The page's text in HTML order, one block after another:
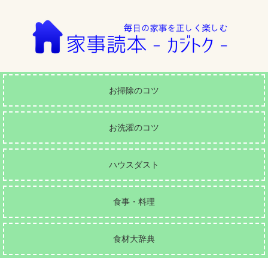
お掃除のコツ
お洗濯のコツ
ハウスダスト
食事・料理
食材大辞典